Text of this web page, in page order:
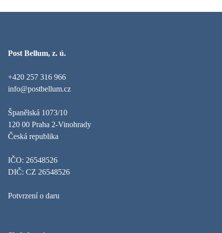
Post Bellum, z. ú.
+420 257 316 966
info@postbellum.cz
Španělská 1073/10
120 00 Praha 2-Vinohrady
Česká republika
IČO: 26548526
DIČ: CZ 26548526
Potvrzení o daru